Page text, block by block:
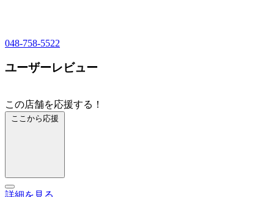
048-758-5522
ユーザーレビュー
この店舗を応援する！
ここから応援